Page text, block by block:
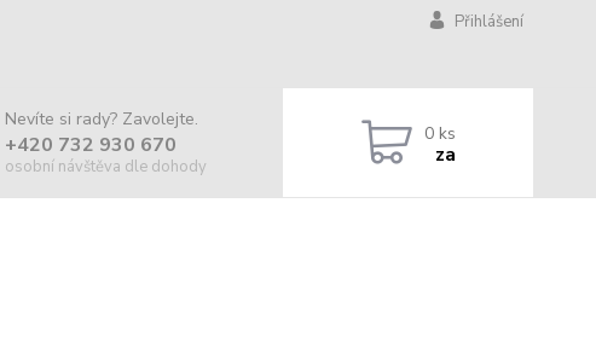
Přihlášení
Nevíte si rady? Zavolejte.
+420 732 930 670
osobní návštěva dle dohody
0 ks
za